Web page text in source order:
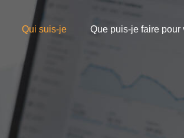
Qui suis-je Que puis-je faire pour